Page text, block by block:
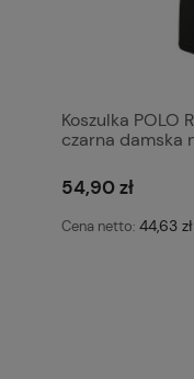
Koszulka POLO
czarna damska
54,90 zł
Cena netto: 44,63 zł